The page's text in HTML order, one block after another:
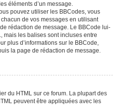
éléments d’un message.
pouvez utiliser les BBCodes, vous
de vos messages en utilisant
rédaction de message. Le BBCode lui-
mais les balises sont incluses entre
plus d’informations sur le BBCode,
la page de rédaction de message.
du HTML sur ce forum. La plupart des
peuvent être appliquées avec les